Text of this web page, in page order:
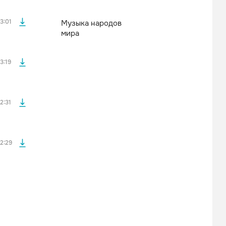
Музыка народов
мира